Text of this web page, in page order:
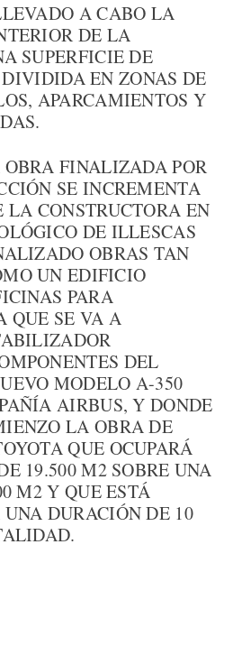
A CABO LA
DE LA
SUPERFICIE DE
EN ZONAS DE
APARCAMIENTOS Y
FINALIZADA POR
SE INCREMENTA
LA CONSTRUCTORA EN
DE ILLESCAS
OBRAS TAN
UN EDIFICIO
PARA
QUE SE VA A
DEL
MODELO A-350
AIRBUS, Y DONDE
LA OBRA DE
QUE OCUPARÁ
19.500 M2 SOBRE UNA
M2 Y QUE ESTÁ
DURACIÓN DE 10